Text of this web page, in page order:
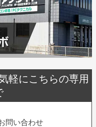
軽にこちらの専用
問い合わせ